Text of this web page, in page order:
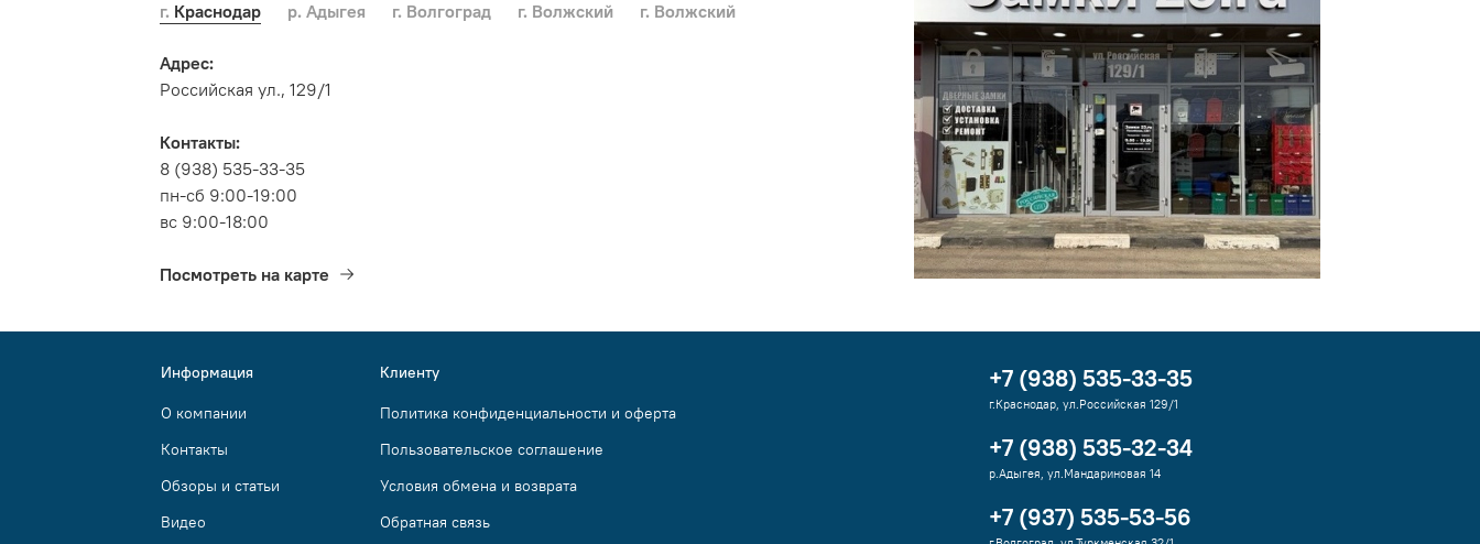
г. Краснодар р. Адыгея г. Волгоград г. Волжский г. Волжский
Адрес:
Российская ул., 129/1
Контакты:
8 (938) 535-33-35
пн-сб 9:00-19:00
вс 9:00-18:00
Посмотреть на карте
Информация
О компании
Контакты
Обзоры и статьи
Видео
Клиенту
Политика конфиденциальности и оферта
Пользовательское соглашение
Условия обмена и возврата
Обратная связь
+7 (938) 535-33-35
г.Краснодар, ул.Российская 129/1
+7 (938) 535-32-34
р.Адыгея, ул.Мандариновая 14
+7 (937) 535-53-56